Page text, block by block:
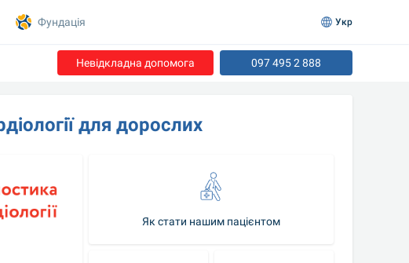
Невідкладна допомога 097 495 2 888
для дорослих
Як стати нашим пацієнтом
Фундація Укр